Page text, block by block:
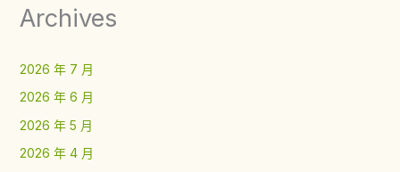
Archives
2026 年 7 月
2026 年 6 月
2026 年 5 月
2026 年 4 月